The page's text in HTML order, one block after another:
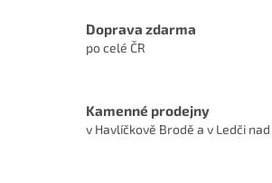
Doprava zdarma
po celé ČR
Kamenné prodejny
v Havlíčkově Brodě a v Ledči